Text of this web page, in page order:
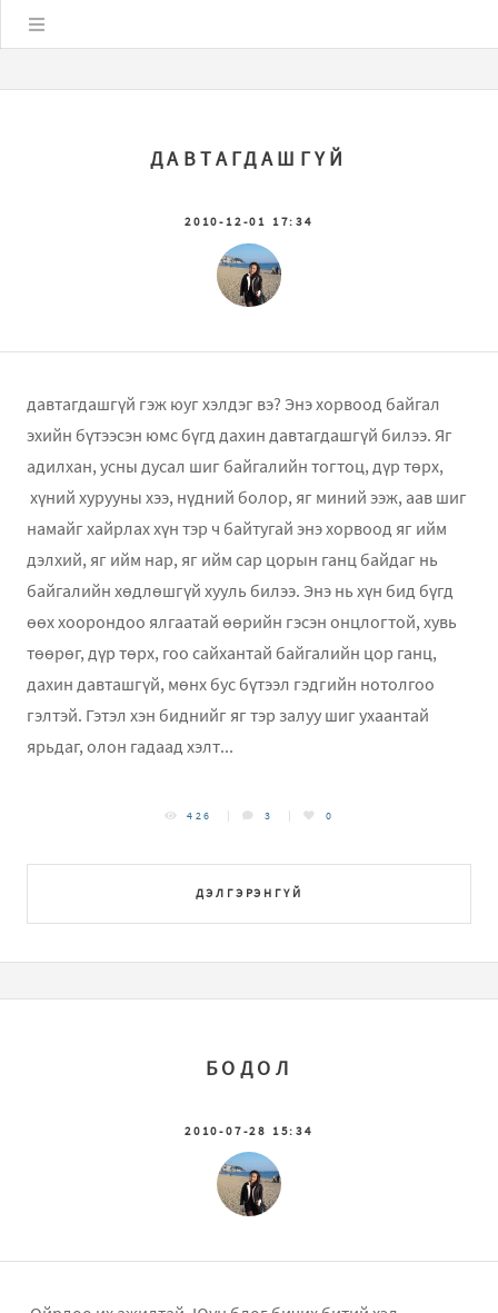
ДАВТАГДАШГҮЙ
2010-12-01 17:34
давтагдашгүй гэж юуг хэлдэг вэ? Энэ хорвоод байгал
эхийн бүтээсэн юмс бүгд дахин давтагдашгүй билээ. Яг
адилхан, усны дусал шиг байгалийн тогтоц, дүр төрх,
хүний хурууны хээ, нүдний болор, яг миний ээж, аав шиг
намайг хайрлах хүн тэр ч байтугай энэ хорвоод яг ийм
дэлхий, яг ийм нар, яг ийм сар цорын ганц байдаг нь
байгалийн хөдлөшгүй хууль билээ. Энэ нь хүн бид бүгд
өөх хоорондоо ялгаатай өөрийн гэсэн онцлогтой, хувь
төөрөг, дүр төрх, гоо сайхантай байгалийн цор ганц,
дахин давташгүй, мөнх бус бүтээл гэдгийн нотолгоо
гэлтэй. Гэтэл хэн биднийг яг тэр залуу шиг ухаантай
ярьдаг, олон гадаад хэлт...
ДЭЛГЭРЭНГҮЙ
426 3 0
БОДОЛ
2010-07-28 15:34